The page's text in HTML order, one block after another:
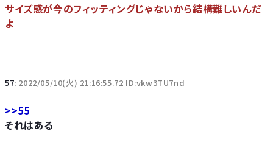
サイズ感が今のフィッティングじゃないから結構難しいんだ
よ
57: 2022/05/10(火) 21:16:55.72 ID:vkw3TU7nd
>>55
それはある